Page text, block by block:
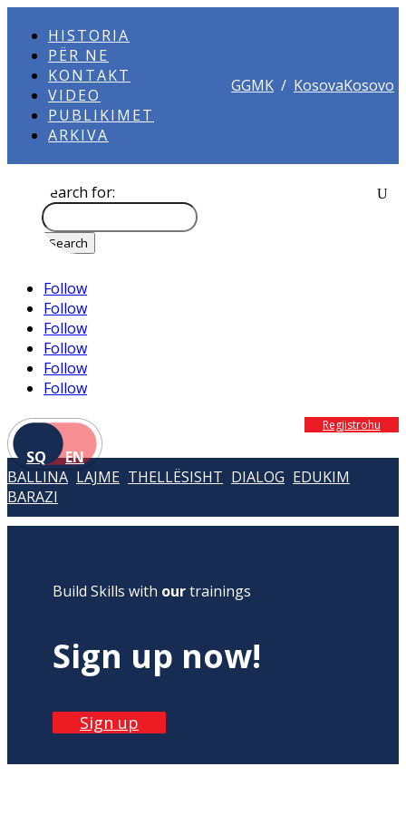
HISTORIA
PËR NE
KONTAKT
VIDEO
PUBLIKIMET
ARKIVA
GGMK / KosovaKosovo
Search for:
Follow
Follow
Follow
Follow
Follow
Follow
SQ EN
Regjistrohu
BALLINA LAJME THELLËSISHT DIALOG EDUKIM
BARAZI
Build Skills with ourtrainings
Sign up now!
Sign up